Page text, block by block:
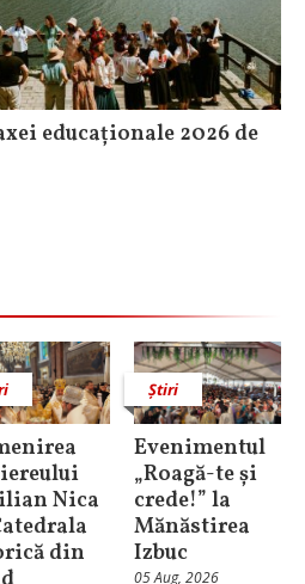
educaționale 2026 de
Nica
din
Știri
Evenimentul
„Roagă-te și
crede!” la
Mănăstirea
Izbuc
05 Aug, 2026